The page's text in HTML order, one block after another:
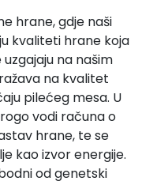
hrane, gdje naši
kvaliteti hrane koja
na našim
na kvalitet
pilećeg mesa. U
vodi računa o
hrane, te se
kao izvor energije.
od genetski